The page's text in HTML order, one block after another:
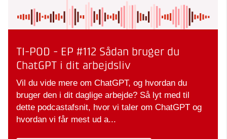
TI-POD - EP #112 Sådan bruger du
ChatGPT i dit arbejdsliv
Vil du vide mere om ChatGPT, og hvordan du
bruger den i dit daglige arbejde? Så lyt med til
dette podcastafsnit, hvor vi taler om ChatGPT og
hvordan vi får mest ud a...